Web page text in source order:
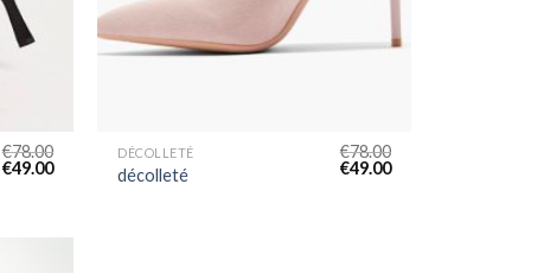
€78.00
€49.00
DÉCOLLETÉ
décolleté
€78.00
€49.00